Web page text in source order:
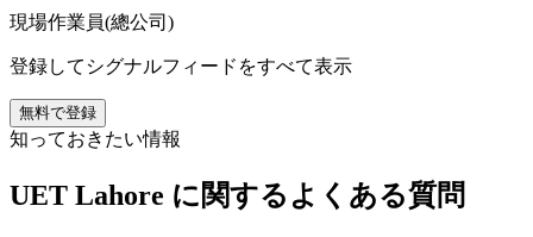
現場作業員(總公司)
登録してシグナルフィードをすべて表示
無料で登録
知っておきたい情報
UET Lahore に関するよくある質問